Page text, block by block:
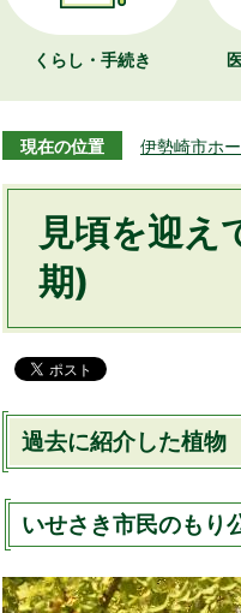
くらし・手続き
現在の位置 伊勢崎市ホ
見頃を迎え
期)
過去に紹介した植物
いせさき市民のもり